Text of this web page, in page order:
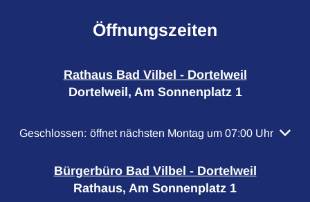
Öffnungszeiten
Rathaus Bad Vilbel - Dortelweil
Dortelweil, Am Sonnenplatz 1
Klicken, um weitere Öffnungs- oder Schließzeiten
Geschlossen: öffnet nächsten Montag um 07:00 Uhr
Bürgerbüro Bad Vilbel - Dortelweil
Rathaus, Am Sonnenplatz 1